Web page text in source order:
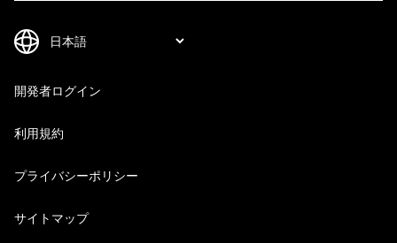
開発者ログイン
利用規約
プライバシーポリシー
サイトマップ